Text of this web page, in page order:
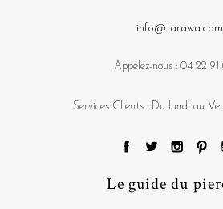
info@tarawa.com
Appelez-nous : 04 22 91
Services Clients : Du lundi au
Le guide du